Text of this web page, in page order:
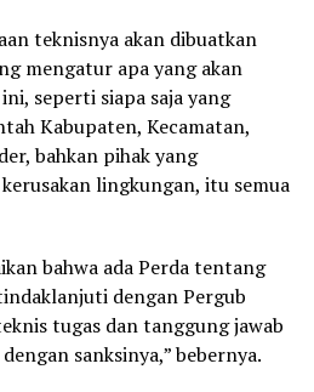
teknisnya akan dibuatkan
mengatur apa yang akan
seperti siapa saja yang
Kabupaten, Kecamatan,
bahkan pihak yang
lingkungan, itu semua
bahwa ada Perda tentang
dengan Pergub
tugas dan tanggung jawab
sanksinya,” bebernya.